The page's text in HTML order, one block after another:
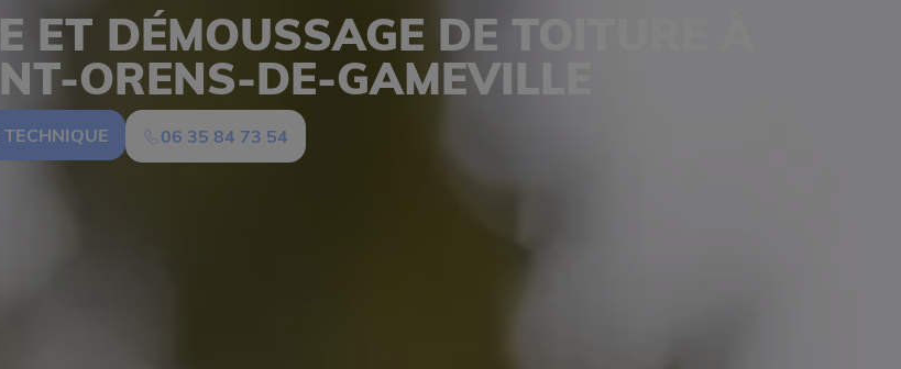
ET DÉMOUSSAGE DE TOITURE À
ORENS-DE-GAMEVILLE
06 35 84 73 54